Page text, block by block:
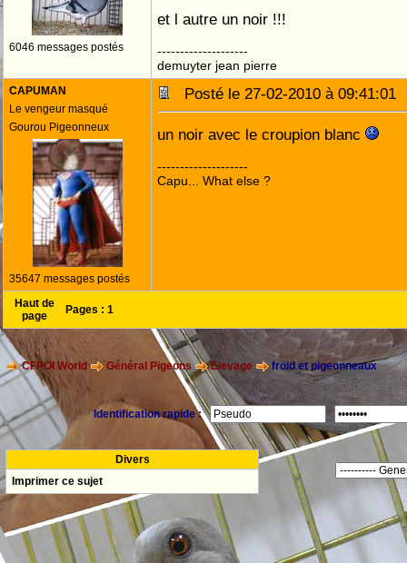
6046 messages postés
et l autre un noir !!!
--------------------
demuyter jean pierre
CAPUMAN
Le vengeur masqué
Gourou Pigeonneux
35647 messages postés
Posté le 27-02-2010 à
un noir avec le croupion blanc
--------------------
Capu... What else ?
Haut de
page
Pages : 1
CFPOI World Général Pigeons Elevage froid et pigeonneaux
Identification rapide :
Divers
Imprimer ce sujet